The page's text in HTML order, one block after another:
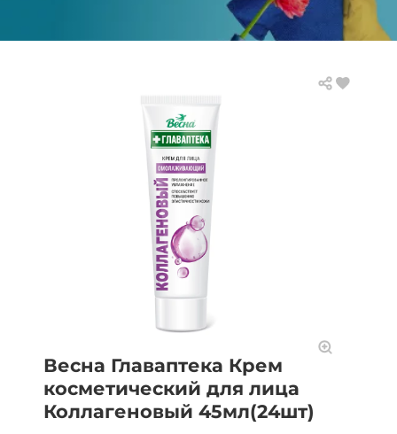
Весна Главаптека Крем
косметический для лица
Коллагеновый 45мл(24шт)